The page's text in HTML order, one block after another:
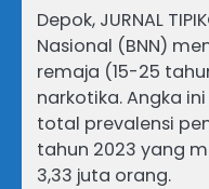
Depok, JURNAL
Nasional (BNN)
remaja (15-25
narkotika. Angka
total prevalensi
tahun 2023 yang
3,33 juta orang.